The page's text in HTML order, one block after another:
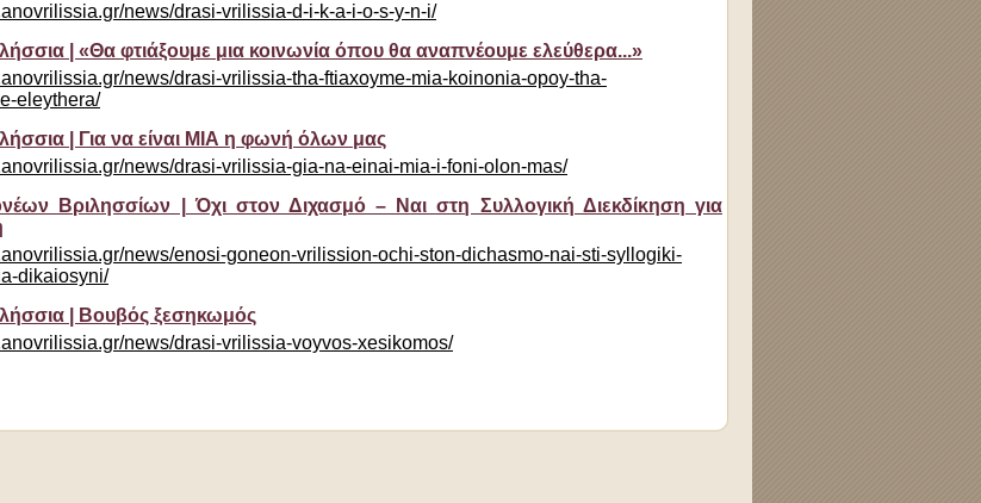
news/drasi-vrilissia-d-i-k-a-i-o-s-y-n-i/
| «Θα φτιάξουμε μια κοινωνία όπου θα αναπνέουμε ελεύθερα...»
news/drasi-vrilissia-tha-ftiaxoyme-mia-koinonia-opoy-tha-
eleythera/
| Για να είναι ΜΙΑ η φωνή όλων μας
news/drasi-vrilissia-gia-na-einai-mia-i-foni-olon-mas/
Βριλησσίων | Όχι στον Διχασμό – Ναι στη Συλλογική Διεκδίκηση για
news/enosi-goneon-vrilission-ochi-ston-dichasmo-nai-sti-syllogiki-
dikaiosyni/
| Βουβός ξεσηκωμός
news/drasi-vrilissia-voyvos-xesikomos/